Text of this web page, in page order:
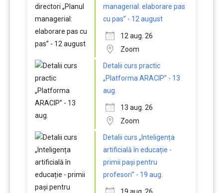
managerial: elaborare pas
cu pas” - 12 august
12 aug. 26
Zoom
Detalii curs practic
„Platforma ARACIP” - 13
aug.
13 aug. 26
Zoom
Detalii curs „Inteligența
artificială în educație -
primii pași pentru
profesori” - 19 aug.